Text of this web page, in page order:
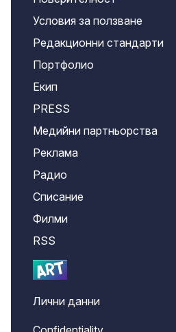
Условия за ползване
Редакционни стандарти
Портфолио
Екип
PRESS
Медийни партньорства
Реклама
Радио
Списание
Филми
RSS
Лични данни